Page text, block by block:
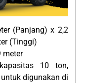
(Panjang) x 2,2
(Tinggi)
meter
10 ton,
digunakan di